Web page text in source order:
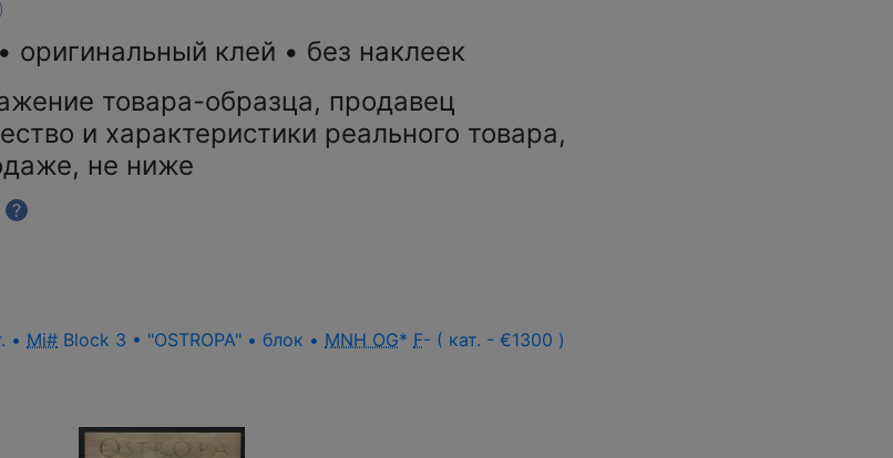
оригинальный клей • без наклеек
товара-образца, продавец
и характеристики реального товара,
не ниже
?
• Mi# Block 3 • "OSTROPA" • блок • MNH OG* F- ( кат. - €1300 )